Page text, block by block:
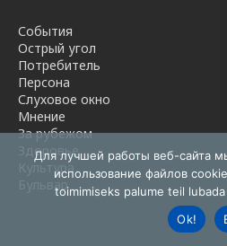
События
Острый угол
Потребитель
Персона
Слуховое окно
Мнение
За рубежом
Здоровье
Культура
Бульвар
Для лучшей работы веб-сайта
использование файлов
toimimiseks palume teil
Ok!